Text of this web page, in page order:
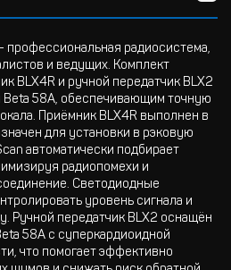
профессиональная радиосистема,
и ведущих. Комплект
BLX4R и ручной передатчик BLX2
58A, обеспечивающим точную
Приёмник BLX4R выполнен в
для установки в рэковую
автоматически подбирает
радиопомехи и
Светодиодные
уровень сигнала и
Ручной передатчик BLX2 оснащён
58A с суперкардиоидной
что помогает эффективно